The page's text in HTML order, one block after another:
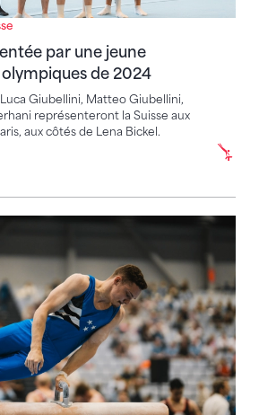
par une jeune
de 2024
Giubellini, Matteo Giubellini,
représenteront la Suisse aux
aux côtés de Lena Bickel.
les titres